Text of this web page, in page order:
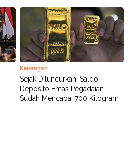
Keuangan
Sejak Diluncurkan, Saldo
Deposito Emas Pegadaian
Sudah Mencapai 700 Kilogram